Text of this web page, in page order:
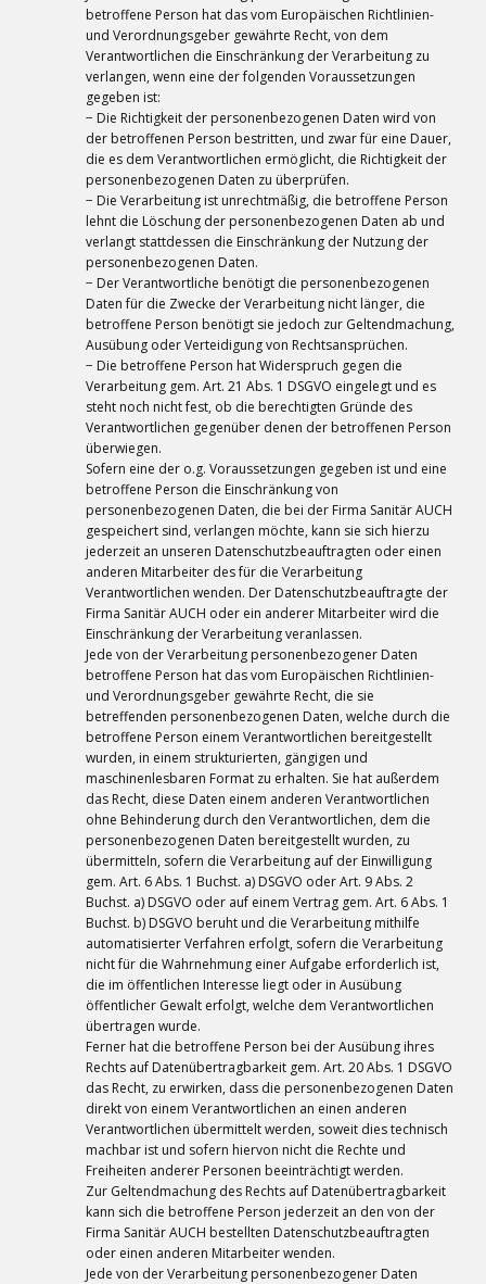
betroffene Person hat das vom Europäischen Richtlinien-
und Verordnungsgeber gewährte Recht, von dem
Verantwortlichen die Einschränkung der Verarbeitung zu
verlangen, wenn eine der folgenden Voraussetzungen
gegeben ist:
− Die Richtigkeit der personenbezogenen Daten wird von
der betroffenen Person bestritten, und zwar für eine Dauer,
die es dem Verantwortlichen ermöglicht, die Richtigkeit der
personenbezogenen Daten zu überprüfen.
− Die Verarbeitung ist unrechtmäßig, die betroffene Person
lehnt die Löschung der personenbezogenen Daten ab und
verlangt stattdessen die Einschränkung der Nutzung der
personenbezogenen Daten.
− Der Verantwortliche benötigt die personenbezogenen
Daten für die Zwecke der Verarbeitung nicht länger, die
betroffene Person benötigt sie jedoch zur Geltendmachung,
Ausübung oder Verteidigung von Rechtsansprüchen.
− Die betroffene Person hat Widerspruch gegen die
Verarbeitung gem. Art. 21 Abs. 1 DSGVO eingelegt und es
steht noch nicht fest, ob die berechtigten Gründe des
Verantwortlichen gegenüber denen der betroffenen Person
überwiegen.
Sofern eine der o.g. Voraussetzungen gegeben ist und eine
betroffene Person die Einschränkung von
personenbezogenen Daten, die bei der Firma Sanitär AUCH
gespeichert sind, verlangen möchte, kann sie sich hierzu
jederzeit an unseren Datenschutzbeauftragten oder einen
anderen Mitarbeiter des für die Verarbeitung
Verantwortlichen wenden. Der Datenschutzbeauftragte der
Firma Sanitär AUCH oder ein anderer Mitarbeiter wird die
Einschränkung der Verarbeitung veranlassen.
Jede von der Verarbeitung personenbezogener Daten
betroffene Person hat das vom Europäischen Richtlinien-
und Verordnungsgeber gewährte Recht, die sie
betreffenden personenbezogenen Daten, welche durch die
betroffene Person einem Verantwortlichen bereitgestellt
wurden, in einem strukturierten, gängigen und
maschinenlesbaren Format zu erhalten. Sie hat außerdem
das Recht, diese Daten einem anderen Verantwortlichen
ohne Behinderung durch den Verantwortlichen, dem die
personenbezogenen Daten bereitgestellt wurden, zu
übermitteln, sofern die Verarbeitung auf der Einwilligung
gem. Art. 6 Abs. 1 Buchst. a) DSGVO oder Art. 9 Abs. 2
Buchst. a) DSGVO oder auf einem Vertrag gem. Art. 6 Abs. 1
Buchst. b) DSGVO beruht und die Verarbeitung mithilfe
automatisierter Verfahren erfolgt, sofern die Verarbeitung
nicht für die Wahrnehmung einer Aufgabe erforderlich ist,
die im öffentlichen Interesse liegt oder in Ausübung
öffentlicher Gewalt erfolgt, welche dem Verantwortlichen
übertragen wurde.
Ferner hat die betroffene Person bei der Ausübung ihres
Rechts auf Datenübertragbarkeit gem. Art. 20 Abs. 1 DSGVO
das Recht, zu erwirken, dass die personenbezogenen Daten
direkt von einem Verantwortlichen an einen anderen
Verantwortlichen übermittelt werden, soweit dies technisch
machbar ist und sofern hiervon nicht die Rechte und
Freiheiten anderer Personen beeinträchtigt werden.
Zur Geltendmachung des Rechts auf Datenübertragbarkeit
kann sich die betroffene Person jederzeit an den von der
Firma Sanitär AUCH bestellten Datenschutzbeauftragten
oder einen anderen Mitarbeiter wenden.
Jede von der Verarbeitung personenbezogener Daten